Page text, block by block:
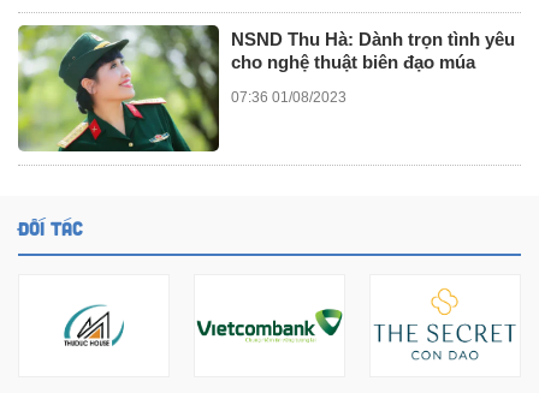
NSND Thu Hà: Dành trọn tình yêu
cho nghệ thuật biên đạo múa
07:36 01/08/2023
ĐỐI TÁC